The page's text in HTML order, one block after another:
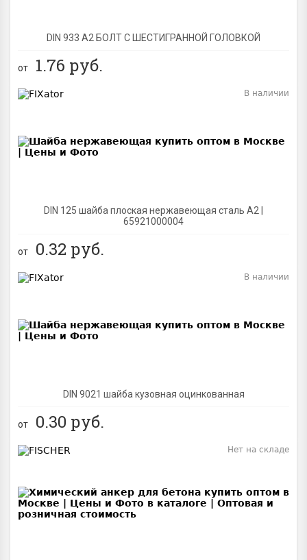
DIN 933 А2 БОЛТ С ШЕСТИГРАННОЙ ГОЛОВКОЙ
от 1.76 руб.
DIN 125 шайба плоская нержавеющая сталь A2 |
65921000004
В наличии
от 0.32 руб.
DIN 9021 шайба кузовная оцинкованная
В наличии
от 0.30 руб.
Нет на складе